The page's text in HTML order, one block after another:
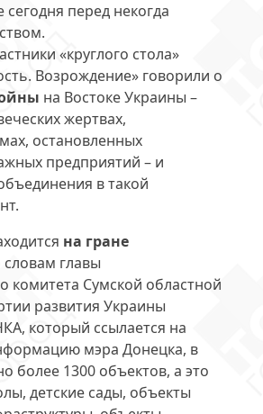
перед некогда
«круглого стола»
Возрождение» говорили о
на Востоке Украины –
жертвах,
остановленных
предприятий – и
в такой
на гране
словам главы
комитета Сумской областной
развития Украины
который ссылается на
мэра Донецка, в
более 1300 объектов, а это
детские сады, объекты